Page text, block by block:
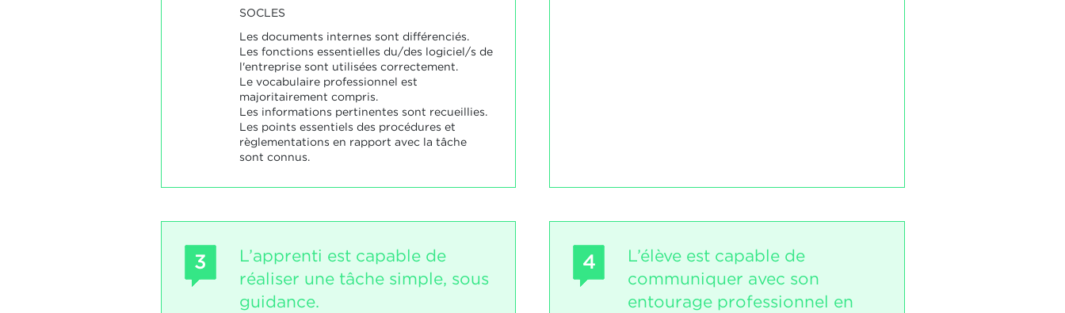
SOCLES
Les documents internes sont différenciés.
Les fonctions essentielles du/des logiciel/s de
l'entreprise sont utilisées correctement.
Le vocabulaire professionnel est
majoritairement compris.
Les informations pertinentes sont recueillies.
Les points essentiels des procédures et
règlementations en rapport avec la tâche
sont connus.
3
L’apprenti est capable de
réaliser une tâche simple, sous
guidance.
4
L’élève est capable de
communiquer avec son
entourage professionnel en